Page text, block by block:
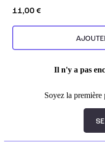
11,00 €
Il n'y a pas
Soyez la première